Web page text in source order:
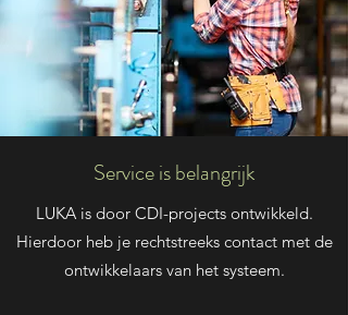
Service is belangrijk
LUKA is door CDI-projects ontwikkeld.
Hierdoor heb je rechtstreeks contact met de
ontwikkelaars van het systeem.